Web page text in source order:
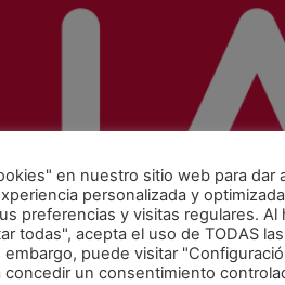
en nuestro sitio web para dar
personalizada y
preferencias y visitas regulares. Al
todas", acepta el uso de TODAS las
embargo, puede visitar
concedir un consentimiento